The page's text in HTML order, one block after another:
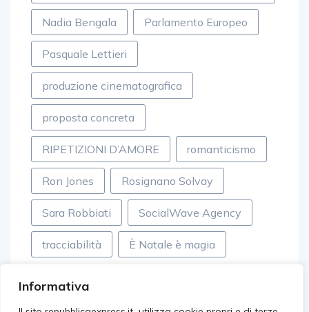
Informativa
Nadia Bengala Parlamento Europeo
Pasquale Lettieri
produzione cinematografica
proposta concreta
RIPETIZIONI D’AMORE romanticismo
Ron Jones Rosignano Solvay
Sara Robbiati SocialWave Agency
tracciabilità È Natale è magia